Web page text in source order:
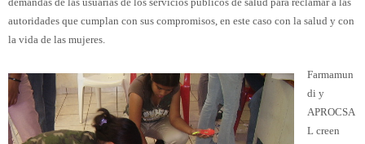
autoridades que cumplan con sus compromisos, en este caso con la salud y con
la vida de las mujeres.
Farmamun
di y
APROCSA
L creen